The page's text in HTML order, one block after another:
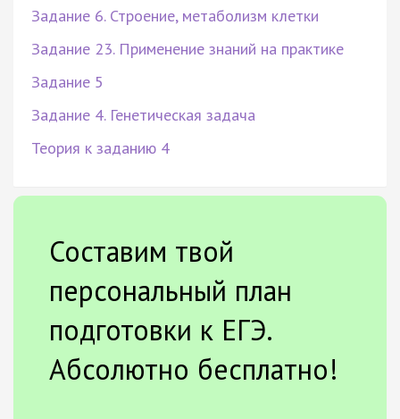
Задание 6. Строение, метаболизм клетки
Задание 23. Применение знаний на практике
Задание 5
Задание 4. Генетическая задача
Теория к заданию 4
Составим твой
персональный план
подготовки к ЕГЭ.
Абсолютно бесплатно!